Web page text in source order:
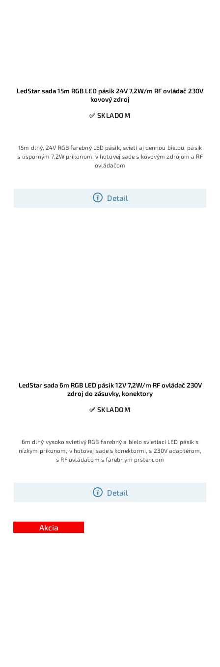
LedStar sada 15m RGB LED pásik 24V 7,2W/m RF ovládač 230V
kovový zdroj
✅ SKLADOM
Detail
15m dlhý, 24V RGB farebný LED pásik, svieti aj dennou bielou, pásik
s úsporným 7,2W príkonom, v hotovej sade s kovovým zdrojom a RF
ovládačom
LedStar sada 6m RGB LED pásik 12V 7,2W/m RF ovládač 230V
zdroj do zásuvky, konektory
✅ SKLADOM
Detail
6m dlhý vysoko svietivý RGB farebný a bielo svietiaci LED pásik s
nízkym príkonom, v hotovej sade s konektormi, s 230V adaptérom,
s RF ovládačom s farebným prstencom
Akcia